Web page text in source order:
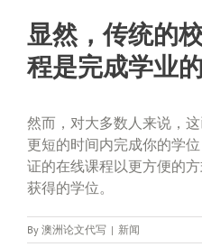
显然，传统的
程是完成学业
然而，对大多数人来说，
更短的时间内完成你的学
证的在线课程以更方便的
获得的学位。
By 澳洲论文代写 | 新闻